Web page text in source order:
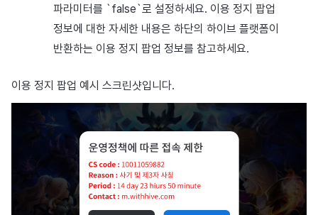
파라미터를 `false`로 설정하세요. 이용 정지 팝업
정보에 대한 자세한 내용은 하단의 하이브 플랫폼이
반환하는 이용 정지 팝업 정보를 참고하세요.
이용 정지 팝업 예시 스크린샷입니다.